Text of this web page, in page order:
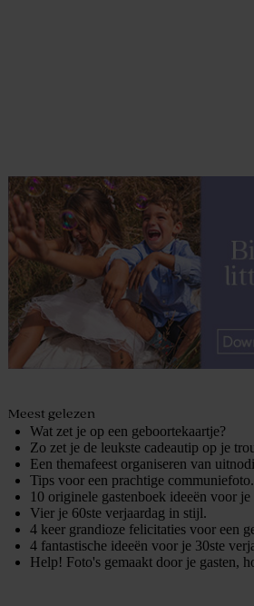
Meest gelezen
Wat zet je op een geboortekaartje?
Zo zet je de leukste cadeautip op je
Een themafeest organiseren van
Tips voor een prachtige communiefoto.
10 originele gastenboek ideeën voor
Vier je 60ste verjaardag in stijl.
4 keer grandioze felicitaties voor een
4 fantastische ideeën voor je 30ste
Help! Foto's gemaakt door je gasten,